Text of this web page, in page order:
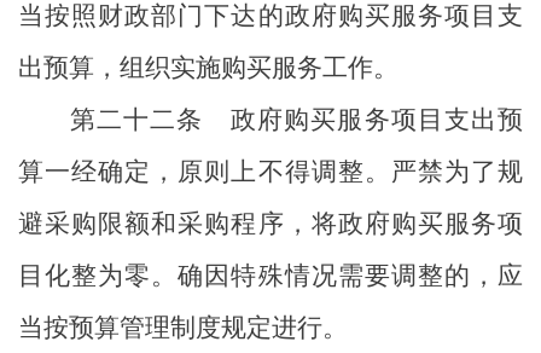
当按照财政部门下达的政府购买服务项目支
出预算，组织实施购买服务工作。
第二十二条
政府购买服务项目支出预
算一经确定，原则上不得调整。 严禁为了规
避采购限额和采购程序，将政府购买服务项
目化整为零。确因特殊情况需要调整的，应
当按预算管理制度规定进行。